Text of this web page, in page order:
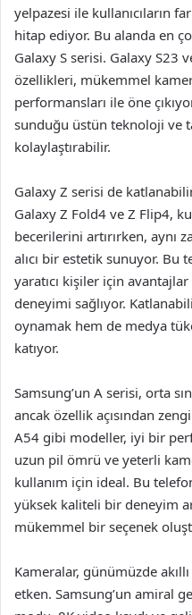
yelpazesi ile kullanıcıların
hitap ediyor. Bu alanda en
Galaxy S serisi. Galaxy S23
özellikleri, mükemmel
performansları ile öne
sunduğu üstün teknoloji ve
kolaylaştırabilir.
Galaxy Z serisi de
Galaxy Z Fold4 ve Z Flip4,
becerilerini artırırken, aynı
alıcı bir estetik sunuyor. Bu
yaratıcı kişiler için
deneyimi sağlıyor.
oynamak hem de medya
katıyor.
Samsung’un A serisi, orta
ancak özellik açısından
A54 gibi modeller, iyi bir
uzun pil ömrü ve yeterli
kullanım için ideal. Bu
yüksek kaliteli bir deneyim
mükemmel bir seçenek
Kameralar, günümüzde
etken. Samsung’un amiral